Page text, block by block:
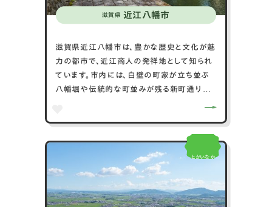
滋賀県 近江八幡市
滋賀県近江八幡市は、豊かな歴史と文化が魅
力の都市で、近江商人の発祥地として知られ
ています。市内には、白壁の町家が立ち並ぶ
八幡堀や伝統的な町並みが残る新町通りが
家ウィリアム・メレル・ヴォーリズが設計した
洋風建築が多く残っており、その独特の建築
様式が魅力です。毎年3月に行われる左義長
祭は、近江八幡の伝統行事で、豪華な山車や
踊りが見どころです。さらに、琵琶湖を一望で
とかいなか